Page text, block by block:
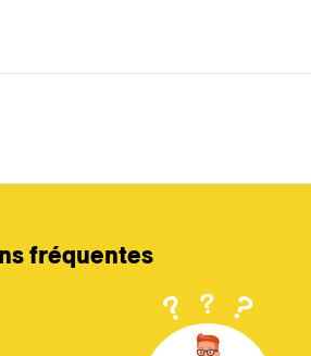
fréquentes